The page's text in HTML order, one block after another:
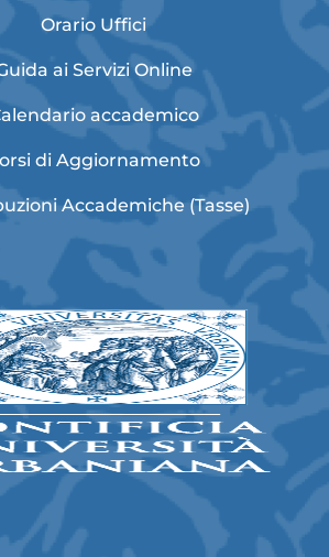
Orario Uffici
ai Servizi Online
accademico
di Aggiornamento
Accademiche (Tasse)